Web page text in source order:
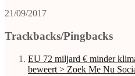
21/09/2017
Trackbacks/Pingbacks
EU 72 miljard € minder
beweert > Zoek Me Nu